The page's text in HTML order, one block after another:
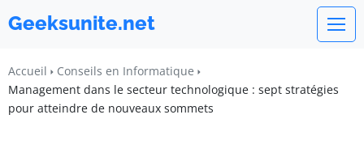
Geeksunite.net
Accueil
Conseils en Informatique
Management dans le secteur technologique : sept stratégies
pour atteindre de nouveaux sommets